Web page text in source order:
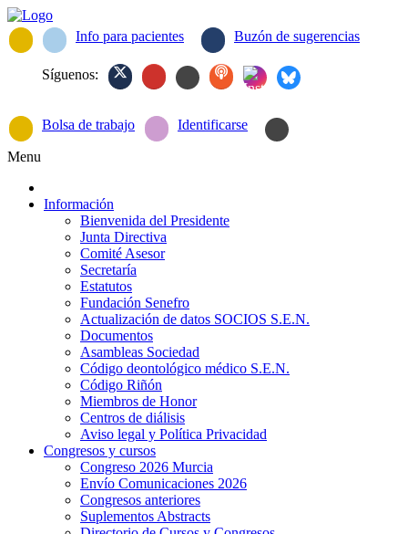
Info para pacientes Buzón de sugerencias
Síguenos:
Bolsa de trabajo Identificarse
Menu
Información
Bienvenida del Presidente
Junta Directiva
Comité Asesor
Secretaría
Estatutos
Fundación Senefro
Actualización de datos SOCIOS S.E.N.
Documentos
Asambleas Sociedad
Código deontológico médico S.E.N.
Código Riñón
Miembros de Honor
Centros de diálisis
Aviso legal y Política Privacidad
Congresos y cursos
Congreso 2026 Murcia
Envío Comunicaciones 2026
Congresos anteriores
Suplementos Abstracts